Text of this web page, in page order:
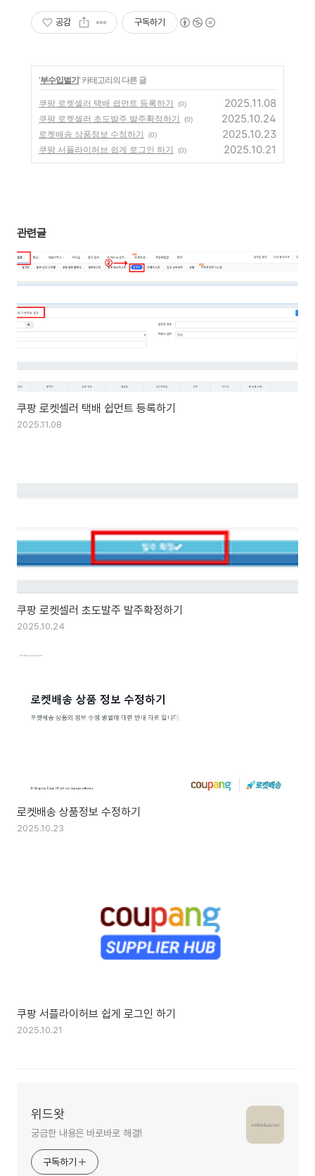
공감 구독하기
'부수입벌기' 카테고리의 다른 글
쿠팡 로켓셀러 택배 쉽먼트 등록하기 (0) 2025.11.08
쿠팡 로켓셀러 초도발주 발주확정하기 (0) 2025.10.24
로켓배송 상품정보 수정하기 (0) 2025.10.23
쿠팡 서플라이허브 쉽게 로그인 하기 (0) 2025.10.21
관련글
쿠팡 로켓셀러 택배 쉽먼트 등록하기
2025.11.08
쿠팡 로켓셀러 초도발주 발주확정하기
2025.10.24
로켓배송 상품정보 수정하기
2025.10.23
쿠팡 서플라이허브 쉽게 로그인 하기
2025.10.21
위드왓
궁금한 내용은 바로바로 해결!
구독하기